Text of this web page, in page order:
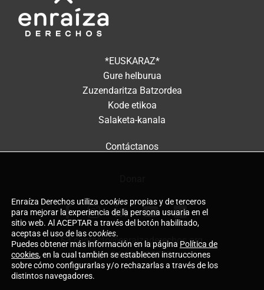
*EUSKARAZ*
Gure helburua
Zuzendaritza Batzordea
Kode etikoa
Salaketa-kanala
Contáctanos
contacto@enraizaderechos.org
+34 660597743
Enraíza Derechos utiliza cookies propias y de terceros
para mejorar la experiencia de la persona usuaria en el
sitio web. Al ACEPTAR a través del botón habilitado,
aceptas el uso de lascookies.
Puedes obtener más información en la página Política de
cookies, en la cual también se establecen instrucciones
sobre cómo configurarlas y/o rechazarlas a través de los
distintos navegadores.